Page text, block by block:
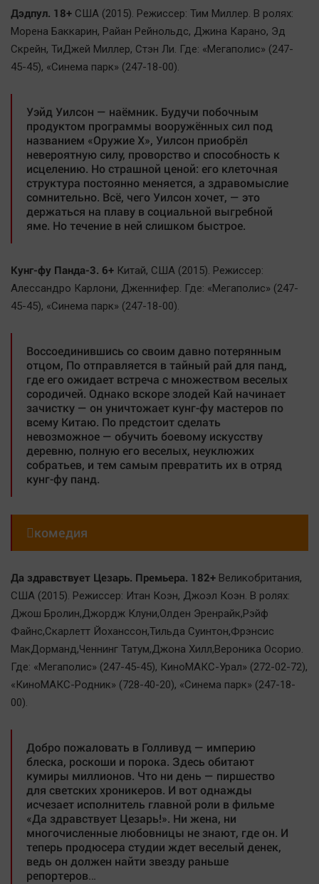
Интервью
Качество жизни
Конкурс
Народная журналистика
Наука
Обсуждаем
Отдых
Персона
Последняя инстанция
Светская жизнь
Тенденции
Точка на карте
Дэдпул. 18+ США (2015). Режиссер: Тим Миллер. В ролях:
Морена Баккарин, Райан Рейнольдс, Джина Карано, Эд
Скрейн, ТиДжей Миллер, Стэн Ли. Где: «Мегаполис» (247-
45-45), «Синема парк» (247-18-00).
Уэйд Уилсон — наёмник. Будучи побочным
продуктом программы вооружённых сил под
названием «Оружие X», Уилсон приобрёл
невероятную силу, проворство и способность к
исцелению. Но страшной ценой: его клеточная
структура постоянно меняется, а здравомыслие
сомнительно. Всё, чего Уилсон хочет, — это
держаться на плаву в социальной выгребной
яме. Но течение в ней слишком быстрое.
Кунг-фу Панда-3. 6+ Китай, США (2015). Режиссер:
Алессандро Карлони, Дженнифер. Где: «Мегаполис» (247-
45-45), «Синема парк» (247-18-00).
Воссоединившись со своим давно потерянным
отцом, По отправляется в тайный рай для панд,
где его ожидает встреча с множеством веселых
сородичей. Однако вскоре злодей Кай начинает
зачистку — он уничтожает кунг-фу мастеров по
всему Китаю. По предстоит сделать
невозможное — обучить боевому искусству
деревню, полную его веселых, неуклюжих
собратьев, и тем самым превратить их в отряд
кунг-фу панд.
комедия
Да здравствует Цезарь. Премьера. 182+ Великобритания,
США (2015). Режиссер: Итан Коэн, Джоэл Коэн. В ролях:
Джош Бролин,Джордж Клуни,Олден Эренрайк,Рэйф
Файнс,Скарлетт Йоханссон,Тильда Суинтон,Фрэнсис
МакДорманд,Ченнинг Татум,Джона Хилл,Вероника Осорио.
Где: «Мегаполис» (247-45-45), КиноМАКС-Урал» (272-02-72),
«КиноМАКС-Родник» (728-40-20), «Синема парк» (247-18-
00).
Добро пожаловать в Голливуд — империю
блеска, роскоши и порока. Здесь обитают
кумиры миллионов. Что ни день — пиршество
для светских хроникеров. И вот однажды
исчезает исполнитель главной роли в фильме
«Да здравствует Цезарь!». Ни жена, ни
многочисленные любовницы не знают, где он. И
теперь продюсера студии ждет веселый денек,
ведь он должен найти звезду раньше
репортеров…